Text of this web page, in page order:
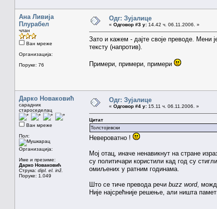
Ана Ливија
Плурабел
члан
Ван мреже
Организација:
Поруке: 76
Одг: Зујалице
« Одговор #3 у: 14.42 ч. 06.11.2006. »
Зато и кажем - дајте своје преводе. Мени
тексту (напротив).
Примери, примери, примери
Дарко Новаковић
сарадник
староседелац
Ван мреже
Пол:
Организација:
Име и презиме:
Дарко Новаковић
Струка: dipl. el. inž.
Поруке: 1.049
Одг: Зујалице
« Одговор #4 у: 15.11 ч. 06.11.2006. »
Цитат
Толстојевски
Невероватно !
Мој отац, иначе ненавикнут на стране
су политичари користили кад год су
омиљених у ратним годинама.
Што се тиче превода речи buzz word,
Није најсрећније решење, али ништа